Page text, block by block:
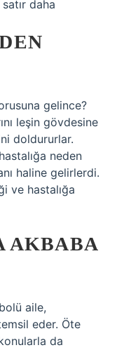
daha
gelince?
leşin gövdesine
doldururlar.
neden
haline gelirlerdi.
ve hastalığa
AKBABA
aile,
eder. Öte
da